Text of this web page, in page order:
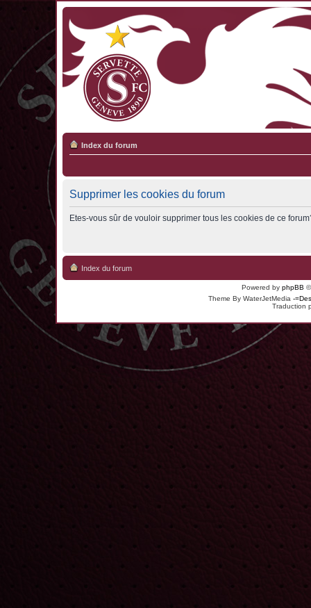
Index du forum
Supprimer les cookies du forum
Etes-vous sûr de vouloir supprimer tous les cookies de ce
Index du forum
Powered by phpBB
Theme By WaterJetMedia -
Traduction